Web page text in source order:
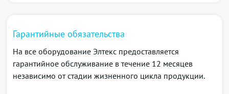
Параметры
Производительность встроенного коммутатора: до
2 Gbps, 2.98 Mpps;
Максимальный размер фрейма: 10240 байт
Гарантийные обязательства
На все оборудование Элтекс предоставляется
гарантийное обслуживание в течение 12 месяцев
независимо от стадии жизненного цикла продукции.